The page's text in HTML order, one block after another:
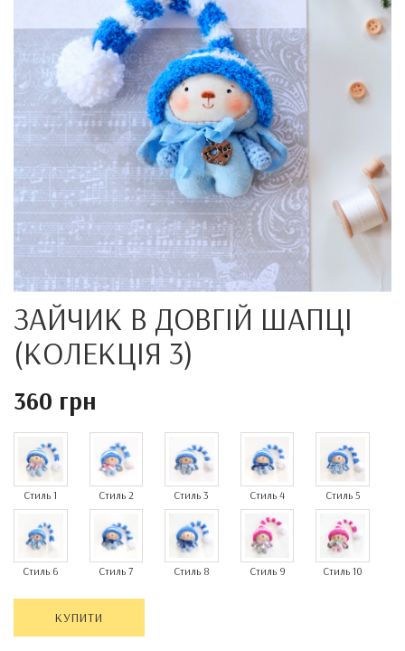
ЗАЙЧИК В ДОВГІЙ ШАПЦІ
(КОЛЕКЦІЯ 3)
360 грн
Стиль 1 Стиль 2 Стиль 3 Стиль 4 Стиль 5
Стиль 6 Стиль 7 Стиль 8 Стиль 9 Стиль 10
КУПИТИ